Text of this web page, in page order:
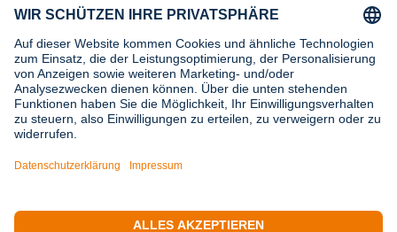
Zum Erstgespräch
ZURÜCK ZUR WEBSITE →
KOSTENLOS · UNVERBINDLICH · 30
MINUTEN